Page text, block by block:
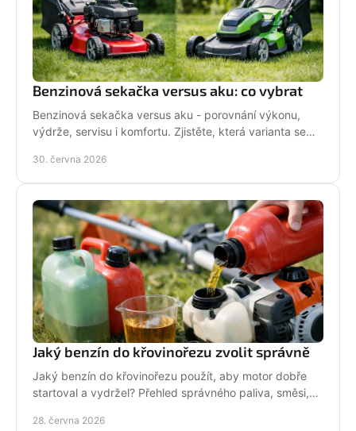
Benzinová sekačka versus aku: co vybrat
Benzinová sekačka versus aku - porovnání výkonu,
výdrže, servisu i komfortu. Zjistěte, která varianta se
30. června 2026
Jaký benzín do křovinořezu zvolit správně
Jaký benzín do křovinořezu použít, aby motor dobře
startoval a vydržel? Přehled správného paliva, směsi,
28. června 2026